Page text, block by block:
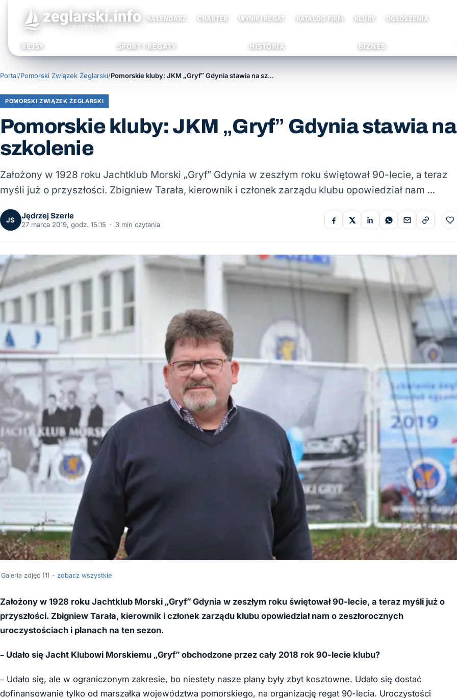
KALENDARZ CHARTER WYNIKI REGAT KATALOG FIRM KLUBY OGŁOSZENIA
REJSY SPORT I REGATY HISTORIA BIZNES
Portal/Pomorski Związek Żeglarski/ Pomorskie kluby: JKM „Gryf” Gdynia stawia na szkolenie
POMORSKI ZWIĄZEK ŻEGLARSKI
Pomorskie kluby: JKM „Gryf” Gdynia stawia na
szkolenie
Założony w 1928 roku Jachtklub Morski „Gryf” Gdynia w zeszłym roku świętował 90-lecie, a teraz
myśli już o przyszłości. Zbigniew Tarała, kierownik i członek zarządu klubu opowiedział nam …
JS
Jędrzej Szerle
27 marca 2019, godz. 15:15 · 3 min czytania
Galeria zdjęć (1) - zobacz wszystkie
Założony w 1928 roku Jachtklub Morski „Gryf” Gdynia w zeszłym roku świętował 90-lecie, a teraz myśli już o
przyszłości. Zbigniew Tarała, kierownik i członek zarządu klubu opowiedział nam o zeszłorocznych
uroczystościach i planach na ten sezon.
– Udało się Jacht Klubowi Morskiemu „Gryf” obchodzone przez cały 2018 rok 90-lecie klubu?
– Udało się, ale w ograniczonym zakresie, bo niestety nasze plany były zbyt kosztowne. Udało się dostać
dofinansowanie tylko od marszałka województwa pomorskiego, na organizację regat 90-lecia. Uroczystości